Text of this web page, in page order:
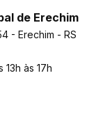
de Erechim
- Erechim - RS
13h às 17h